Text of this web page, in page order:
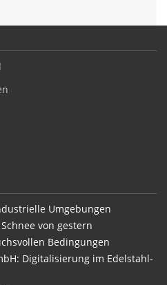
Umgebungen
von gestern
Bedingungen
Digitalisierung im Edelstahl-